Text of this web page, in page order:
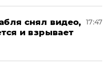
снял видео,
и взрывает
17:47